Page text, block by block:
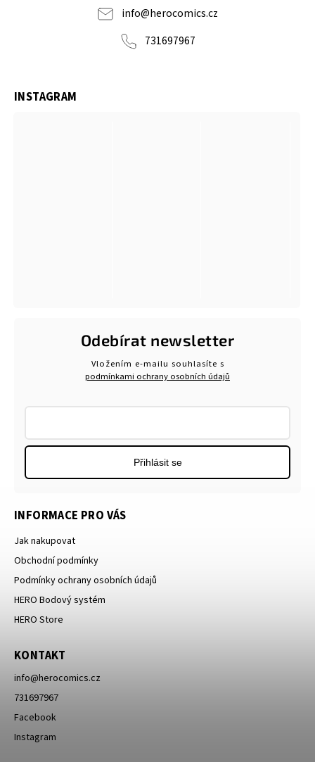
info@herocomics.cz
731697967
INFORMACE PRO VÁS
Jak nakupovat
Obchodní podmínky
Podmínky ochrany osobních údajů
HERO Bodový systém
HERO Store
KONTAKT
info@herocomics.cz
731697967
Facebook
Instagram
INSTAGRAM
Odebírat newsletter
Vložením e-mailu souhlasíte s
podmínkami ochrany osobních údajů
Přihlásit se